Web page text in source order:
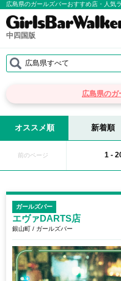
広島県のガールズバーおすすめ店・人気
中四国版
広島県すべて
広島県のガ
オススメ順 新着順
前のページ 1 -
ガールズバー
エヴァDARTS店
銀山町 / ガールズバー